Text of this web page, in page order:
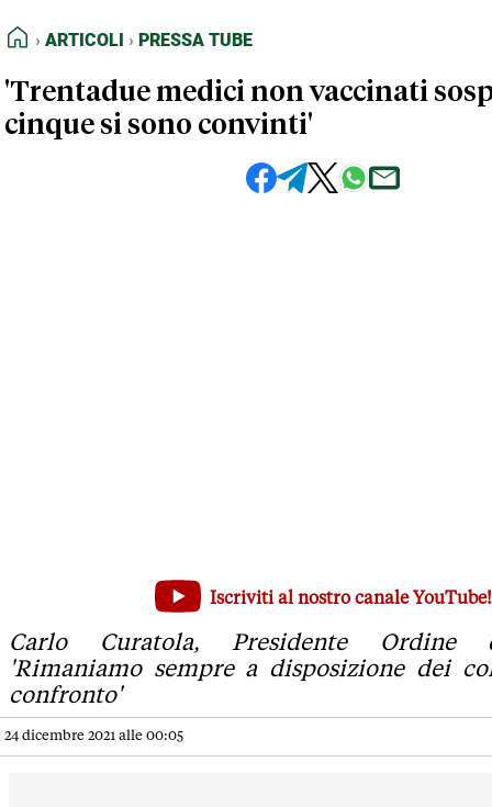
FEED RSS
NORMATIVE DEONTOLOGICHE
TERMINI e CONDIZIONI
HOME
ARTICOLI PRESSA TUBE
'Trentadue medici non vaccinati
cinque si sono convinti'
'Trentadue medici non vaccinati sospesi, ma cinque si
Iscriviti al nostro canale YouTube!
Carlo Curatola, Presidente Ordine
'Rimaniamo sempre a disposizione dei
confronto'
24 dicembre 2021 alle 00:05